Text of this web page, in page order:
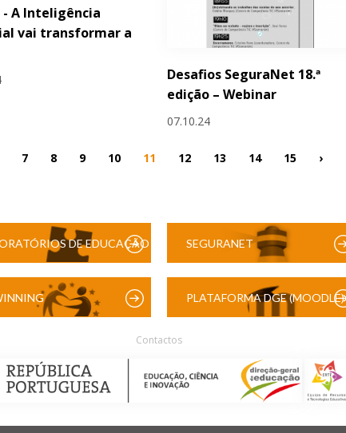
- A Inteligência
vai transformar a
Desafios SeguraNet 18.ª
edição – Webinar
07.10.24
7 8 9 10 11 12 13 14 15 ›
DE EDUCAÇÃO SEGURANET
PLATAFORMA DGE (MOODLE)
Contactos